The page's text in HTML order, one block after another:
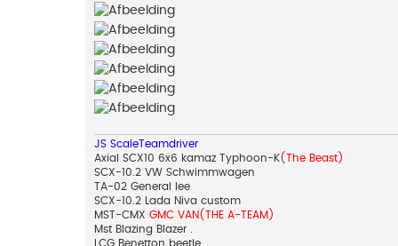
JS ScaleTeamdriver
Axial SCX10 6x6 kamaz Typhoon-K(The Beast)
SCX-10.2 VW Schwimmwagen
TA-02 General lee
SCX-10.2 Lada Niva custom
MST-CMX GMC VAN(THE A-TEAM)
Mst Blazing Blazer .
LCG Benetton beetle